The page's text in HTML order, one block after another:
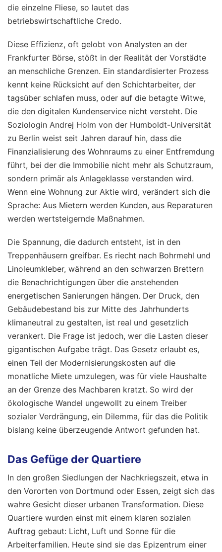
die einzelne Fliese, so lautet das
betriebswirtschaftliche Credo.
Diese Effizienz, oft gelobt von Analysten an der
Frankfurter Börse, stößt in der Realität der Vorstädte
an menschliche Grenzen. Ein standardisierter Prozess
kennt keine Rücksicht auf den Schichtarbeiter, der
tagsüber schlafen muss, oder auf die betagte Witwe,
die den digitalen Kundenservice nicht versteht. Die
Soziologin Andrej Holm von der Humboldt-Universität
zu Berlin weist seit Jahren darauf hin, dass die
Finanzialisierung des Wohnraums zu einer Entfremdung
führt, bei der die Immobilie nicht mehr als Schutzraum,
sondern primär als Anlageklasse verstanden wird.
Wenn eine Wohnung zur Aktie wird, verändert sich die
Sprache: Aus Mietern werden Kunden, aus Reparaturen
werden wertsteigernde Maßnahmen.
Die Spannung, die dadurch entsteht, ist in den
Treppenhäusern greifbar. Es riecht nach Bohrmehl und
Linoleumkleber, während an den schwarzen Brettern
die Benachrichtigungen über die anstehenden
energetischen Sanierungen hängen. Der Druck, den
Gebäudebestand bis zur Mitte des Jahrhunderts
klimaneutral zu gestalten, ist real und gesetzlich
verankert. Die Frage ist jedoch, wer die Lasten dieser
gigantischen Aufgabe trägt. Das Gesetz erlaubt es,
einen Teil der Modernisierungskosten auf die
monatliche Miete umzulegen, was für viele Haushalte
an der Grenze des Machbaren kratzt. So wird der
ökologische Wandel ungewollt zu einem Treiber
sozialer Verdrängung, ein Dilemma, für das die Politik
bislang keine überzeugende Antwort gefunden hat.
Das Gefüge der Quartiere
In den großen Siedlungen der Nachkriegszeit, etwa in
den Vororten von Dortmund oder Essen, zeigt sich das
wahre Gesicht dieser urbanen Transformation. Diese
Quartiere wurden einst mit einem klaren sozialen
Auftrag gebaut: Licht, Luft und Sonne für die
Arbeiterfamilien. Heute sind sie das Epizentrum einer